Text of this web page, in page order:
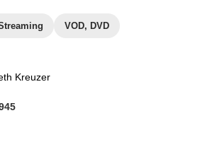
VOD, DVD
Kreuzer